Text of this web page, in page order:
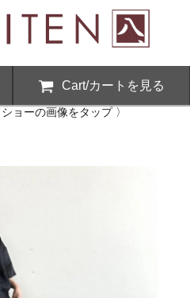
Cart/カートを見る
ョーの画像をタップ 〉